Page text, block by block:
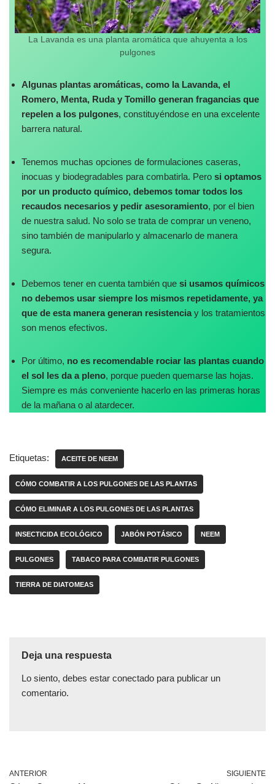
La Lavanda es una planta aromática que ahuyenta a los
pulgones
Algunas plantas aromáticas, como la Lavanda, el
Romero, Menta, Ruda y Tomillo generan fragancias que
repelen a los pulgones, constituyéndose en una excelente
barrera natural.
Tenemos muchas opciones de formulaciones caseras,
inocuas y biodegradables para combatirla. Pero si optamos
por un producto químico, debemos tomar todos los
recaudos necesarios y pedir asesoramiento, por el bien
de nuestra salud. No solo se trata de comprar un veneno,
sino también de manipularlo y almacenarlo de manera
segura.
Debemos tener en cuenta también que si usamos químicos
no debemos usar siempre los mismos repetidamente, ya
que de esta manera generan resistenciay los tratamientos
son menos efectivos.
Por último, no es recomendable rociar las plantas cuando
el sol les da a pleno, porque pueden quemarse las hojas.
Siempre es más conveniente hacerlo en las primeras horas
de la mañana o al atardecer.
Etiquetas: ACEITE DE NEEM
CÓMO COMBATIR A LOS PULGONES DE LAS PLANTAS
CÓMO ELIMINAR A LOS PULGONES DE LAS PLANTAS
INSECTICIDA ECOLÓGICO JABÓN POTÁSICO NEEM
PULGONES TABACO PARA COMBATIR PULGONES
TIERRA DE DIATOMEAS
Deja una respuesta
Lo siento, debes estar conectado para publicar un
comentario.
ANTERIOR SIGUIENTE